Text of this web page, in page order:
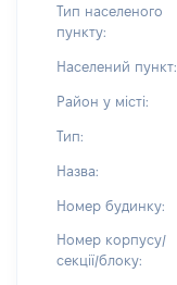
Тип населеного
пункту:
Населений пункт:
Район у місті:
Тип:
Назва:
Номер будинку:
Номер корпусу/
секції/блоку: